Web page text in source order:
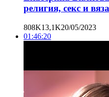
религия, секс и
808K13,1K20/05/2023
01:46:20